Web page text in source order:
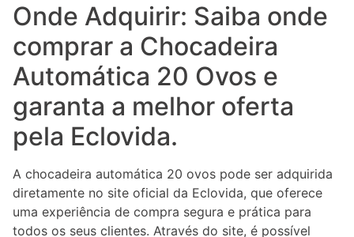
Onde Adquirir: Saiba onde
comprar a Chocadeira
Automática 20 Ovos e
garanta a melhor oferta
pela Eclovida.
A chocadeira automática 20 ovos pode ser adquirida
diretamente no site oficial da Eclovida, que oferece
uma experiência de compra segura e prática para
todos os seus clientes. Através do site, é possível